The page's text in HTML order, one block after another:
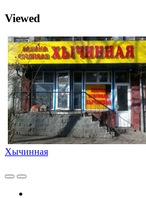
Viewed
Хычинная